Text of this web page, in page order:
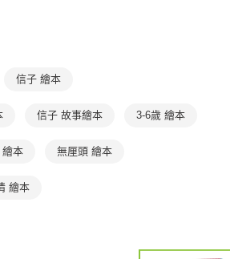
購買商品或服務，並由商店將買賣／分期付款
付你分期」之契約關係目的，商店將以您的個人
帳單所需資料之確認、核對及更正。
以下連結： https://oppay.tw/userRule
不需立刻繳費，但若您需要取消訂單，請聯絡
意取消之訂單仍視為有效，需透過AFTEE先享
先享後付 」之結帳頁面顯示為準，若有關於
support/home
限公司提供之「AFTEE先享後付」服務完成之交
公司。
得法定代理人或監護人之同意方可使用
以上)免運費
馬祖、小琉球；不適用於郵局i郵箱）
信子 繪本
信子 故事繪本 3-6歲 繪本
繪本 無厘頭 繪本
繪本